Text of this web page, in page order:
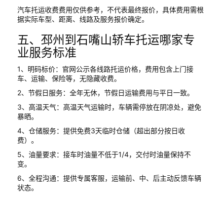
汽车托运收费费用仅供参考，不代表最终报价，具体费用需根
据实际车型、距离、线路及服务报价确定。
五、邳州到石嘴山轿车托运哪家专
业服务标准
1、明码标价：官网公示各线路托运价格，费用包含上门接
车、运输、保险等，无隐藏收费。
2、节假日服务：全年无休，节假日运输费用与平日一致。
3、高温天气：高温天气运输时，车辆需停放在阴凉处，避免
暴晒。
4、仓储服务：提供免费3天临时仓储（超出部分按日收
费）。
5、油量要求：接车时油量不低于1/4，交付时油量保持不
变。
6、全程沟通：提供专属客服，运输前、中、后主动反馈车辆
状态。